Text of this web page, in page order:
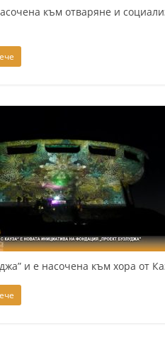
към отваряне и
и е насочена към хора от